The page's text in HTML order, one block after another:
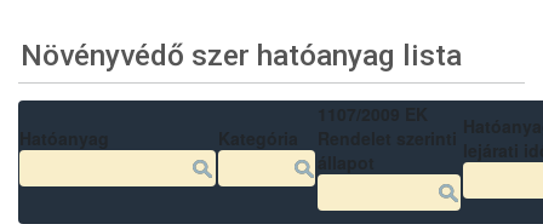
Növényvédő szer hatóanyag lista